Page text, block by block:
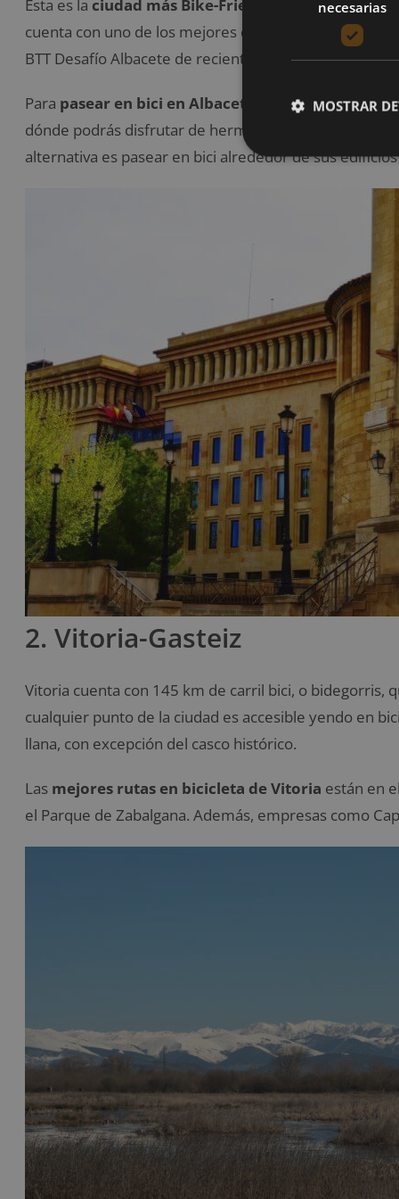
Esta es la ciudad más Bike-Friendly de España,
cuenta con uno de los mejores circuitos de BTT
BTT Desafío Albacete de reciente creación.
Para pasear en bici en Albacete
, puedes ir al
dónde podrás disfrutar de hermosas vistas y
alternativa es pasear en bici alrededor de sus
2. Vitoria-Gasteiz
Vitoria cuenta con 145 km de carril bici, o bidegorris,
cualquier punto de la ciudad es accesible yendo en
llana, con excepción del casco histórico.
Las mejores rutas en bicicleta de Vitoria están en
el Parque de Zabalgana. Además, empresas como
necesarias
MOSTRAR